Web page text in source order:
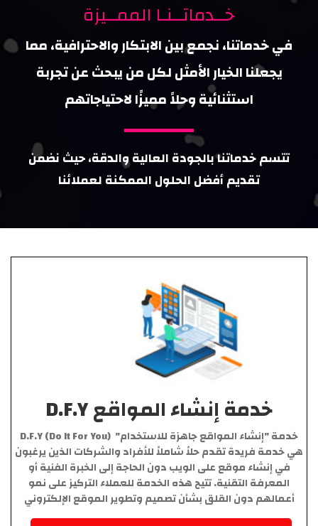
خــدماتــنـا الممــيزة
في خدماتنا، نجمع بين الابتكار والاحترافية، مما
يجعلنا الخيار الأمثل لكل من يبحث عن تجربة
استثنائية وحلاً مميزًا لاحتياجاتهم
تتسم خدماتنا بالجودة العالية والدقة، حيث نضمن
تقديم أفضل الحلول الممكنة لعملائنا
خدمة إنشاء المواقع D.F.Y
خدمة "إنشاء المواقع جاهزة للاستخدام" D.F.Y (Do It For You)
هي خدمة فريدة تقدم حلاً شاملاً للأفراد والشركات الذين يرغبون
في إنشاء موقع على الويب دون الحاجة إلى الخبرة الفنية أو
المعرفة التقنية. تتيح هذه الخدمة للعملاء التركيز على نمو
أعمالهم دون القلق بشأن تصميم وتطوير الموقع الإلكتروني